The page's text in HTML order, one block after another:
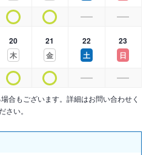
20
木
21
金
22
土
23
日
合もございます。詳細はお問い合わせく
さい。